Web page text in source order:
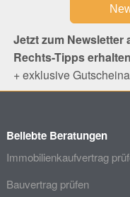
Jetzt zum Newsletter
Rechts-Tipps erhalten
+ exklusive
Beliebte Beratungen
Immobilienkaufvertrag
Bauvertrag prüfen